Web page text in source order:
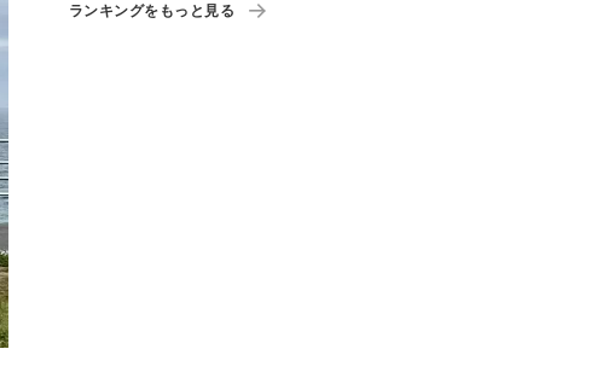
ランキングをもっと見る